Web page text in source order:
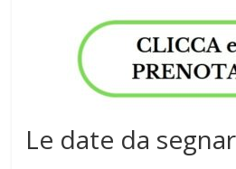
Le date da